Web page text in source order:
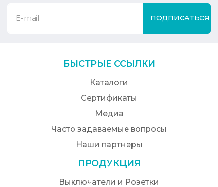
ПОДПИСАТЬСЯ
БЫСТРЫЕ ССЫЛКИ
Каталоги
Сертификаты
Медиа
Часто задаваемые вопросы
Наши партнеры
ПРОДУКЦИЯ
Выключатели и Розетки